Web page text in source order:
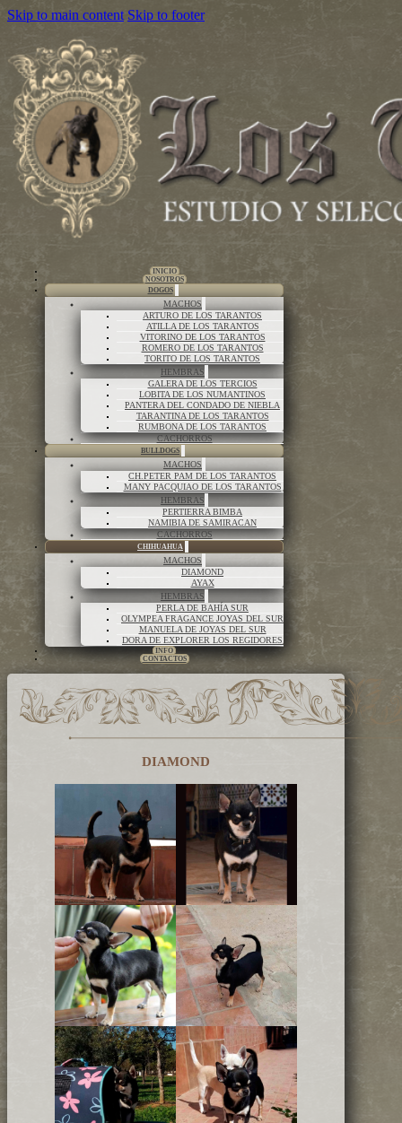
Skip to main content Skip to footer
INICIO
NOSOTROS
DOGOS
MACHOS
ARTURO DE LOS TARANTOS
ATILLA DE LOS TARANTOS
VITORINO DE LOS TARANTOS
ROMERO DE LOS TARANTOS
TORITO DE LOS TARANTOS
HEMBRAS
GALERA DE LOS TERCIOS
LOBITA DE LOS NUMANTINOS
PANTERA DEL CONDADO DE NIEBLA
TARANTINA DE LOS TARANTOS
RUMBONA DE LOS TARANTOS
CACHORROS
BULLDOGS
MACHOS
CH.PETER PAM DE LOS TARANTOS
MANY PACQUIAO DE LOS TARANTOS
HEMBRAS
PERTIERRA BIMBA
NAMIBIA DE SAMIRACAN
CACHORROS
CHIHUAHUA
MACHOS
DIAMOND
AYAX
HEMBRAS
PERLA DE BAHÍA SUR
OLYMPEA FRAGANCE JOYAS DEL SUR
MANUELA DE JOYAS DEL SUR
DORA DE EXPLORER LOS REGIDORES
INFO
CONTACTOS
DIAMOND